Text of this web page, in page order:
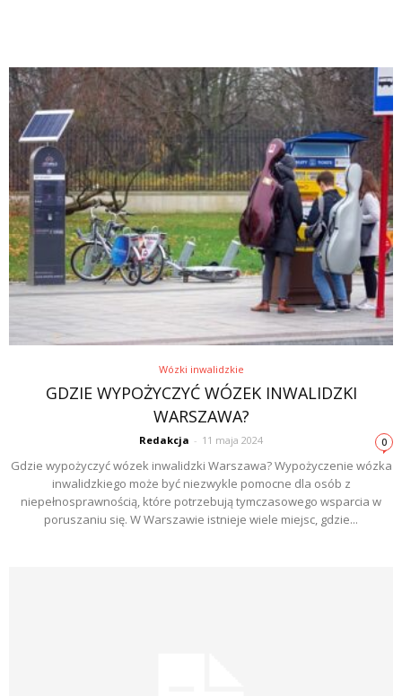
Wózki inwalidzkie
GDZIE WYPOŻYCZYĆ WÓZEK INWALIDZKI
WARSZAWA?
Redakcja - 11 maja 2024 0
Gdzie wypożyczyć wózek inwalidzki Warszawa? Wypożyczenie wózka
inwalidzkiego może być niezwykle pomocne dla osób z
niepełnosprawnością, które potrzebują tymczasowego wsparcia w
poruszaniu się. W Warszawie istnieje wiele miejsc, gdzie...